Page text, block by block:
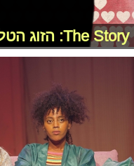
The Story: הזוג הטלוויזיוני סוף סוף מתאחד!